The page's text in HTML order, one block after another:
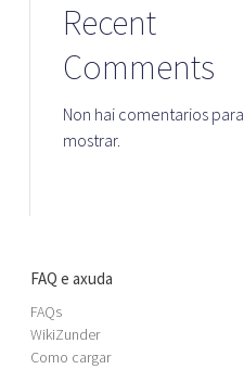
Recent
Comments
Non hai comentarios para
mostrar.
FAQ e axuda
FAQs
WikiZunder
Como cargar